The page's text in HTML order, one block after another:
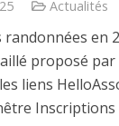
Actualités
en
proposé par
liens